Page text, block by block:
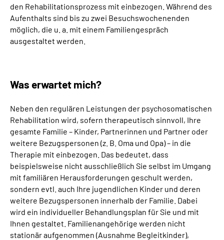
den Rehabilitationsprozess mit einbezogen. Während des
Aufenthalts sind bis zu zwei Besuchswochenenden
möglich, die u. a. mit einem Familiengespräch
ausgestaltet werden.
Was erwartet mich?
Neben den regulären Leistungen der psychosomatischen
Rehabilitation wird, sofern therapeutisch sinnvoll, Ihre
gesamte Familie – Kinder, Partnerinnen und Partner oder
weitere Bezugspersonen (z. B. Oma und Opa) – in die
Therapie mit einbezogen. Das bedeutet, dass
beispielsweise nicht ausschließlich Sie selbst im Umgang
mit familiären Herausforderungen geschult werden,
sondern evtl. auch Ihre jugendlichen Kinder und deren
weitere Bezugspersonen innerhalb der Familie. Dabei
wird ein individueller Behandlungsplan für Sie und mit
Ihnen gestaltet. Familienangehörige werden nicht
stationär aufgenommen (Ausnahme Begleitkinder),